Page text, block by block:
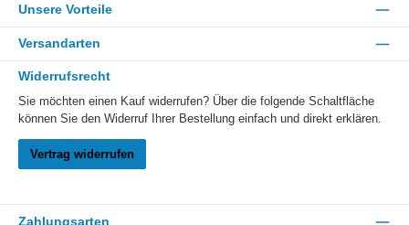
Unsere Vorteile
Versandarten
Widerrufsrecht
Sie möchten einen Kauf widerrufen? Über die folgende Schaltfläche
können Sie den Widerruf Ihrer Bestellung einfach und direkt erklären.
Vertrag widerrufen
Zahlungsarten